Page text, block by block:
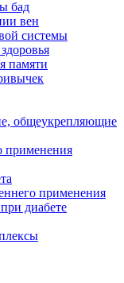
бад
вен
системы
памяти
общеукрепляющие
применения
применения
диабете